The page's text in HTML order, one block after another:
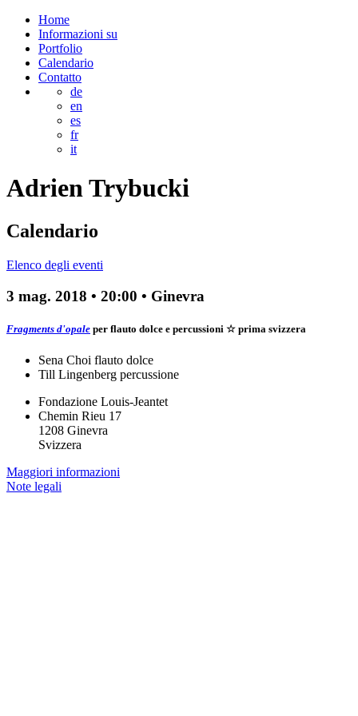
Home
Informazioni su
Portfolio
Calendario
Contatto
de
en
es
fr
it
AdrienTrybucki
Calendario
Elenco degli eventi
3 mag. 2018 • 20:00 • Ginevra
Fragments d'opale per flauto dolce e percussioni ☆ prima svizzera
Sena Choi flauto dolce
Till Lingenberg percussione
Fondazione Louis-Jeantet
Chemin Rieu 17
1208 Ginevra
Svizzera
Maggiori informazioni
Note legali